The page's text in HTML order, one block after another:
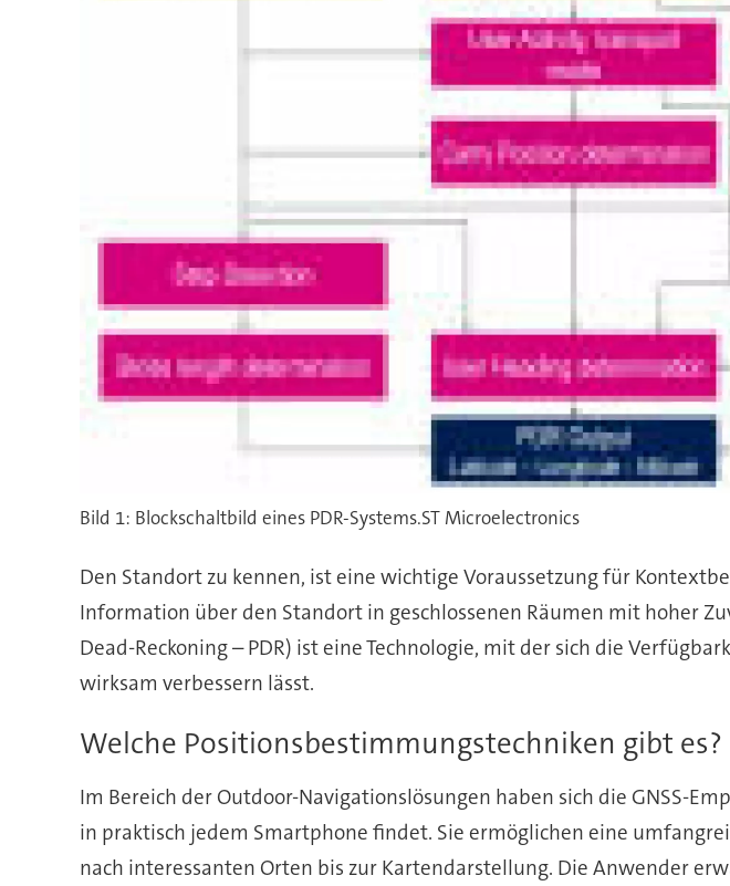
Bild 1: Blockschaltbild eines PDR-Systems.ST Microelectronics
Den Standort zu kennen, ist eine wichtige Voraussetzung für
Information über den Standort in geschlossenen Räumen mit hoher
Dead-Reckoning – PDR) ist eine Technologie, mit der sich die
wirksam verbessern lässt.
Welche Positionsbestimmungstechniken gibt es?
Im Bereich der Outdoor-Navigationslösungen haben sich die GNSS-
in praktisch jedem Smartphone findet. Sie ermöglichen eine
nach interessanten Orten bis zur Kartendarstellung. Die Anwender